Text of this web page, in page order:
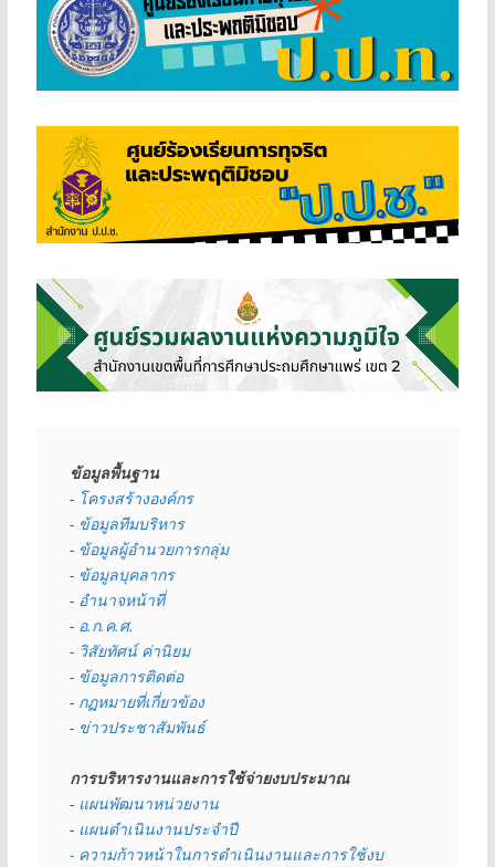
ข้อมูลพื้นฐาน
- โครงสร้างองค์กร
- ข้อมูลทีมบริหาร
- ข้อมูลผู้อำนวยการกลุ่ม
- ข้อมูลบุคลากร
- อำนาจหน้าที่
- อ.ก.ค.ศ.
- วิสัยทัศน์ ค่านิยม
- ข้อมูลการติดต่อ
- กฏหมายที่เกี่ยวข้อง
- ข่าวประชาสัมพันธ์
การบริหารงานและการใช้จ่ายงบประมาณ
- แผนพัฒนาหน่วยงาน
- แผนดำเนินงานประจำปี
- ความก้าวหน้าในการดำเนินงานและการใช้งบ